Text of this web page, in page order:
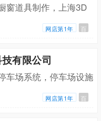
窗道具制作，上海3D
网店第1年 百
有限公司
车场系统，停车场设施
网店第1年 百